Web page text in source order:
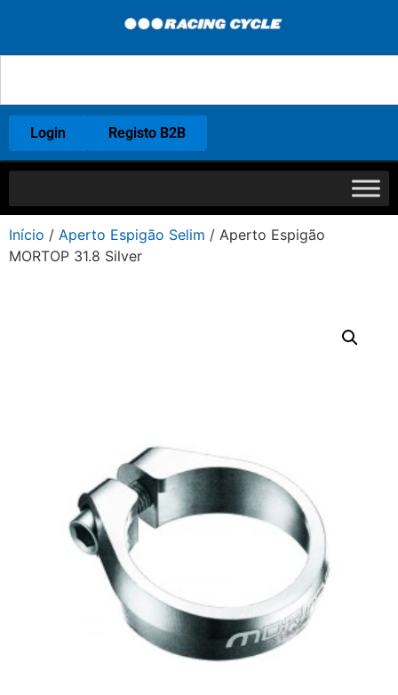
Login Registo B2B
Início / Aperto Espigão Selim / Aperto Espigão
MORTOP 31.8 Silver